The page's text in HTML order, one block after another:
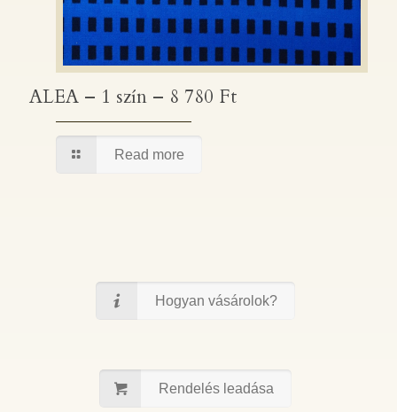
ALEA – 1 szín – 8 780 Ft
ALEA – 1 szín – 8 780 Ft
Read more
Hogyan vásárolok?
Rendelés leadása